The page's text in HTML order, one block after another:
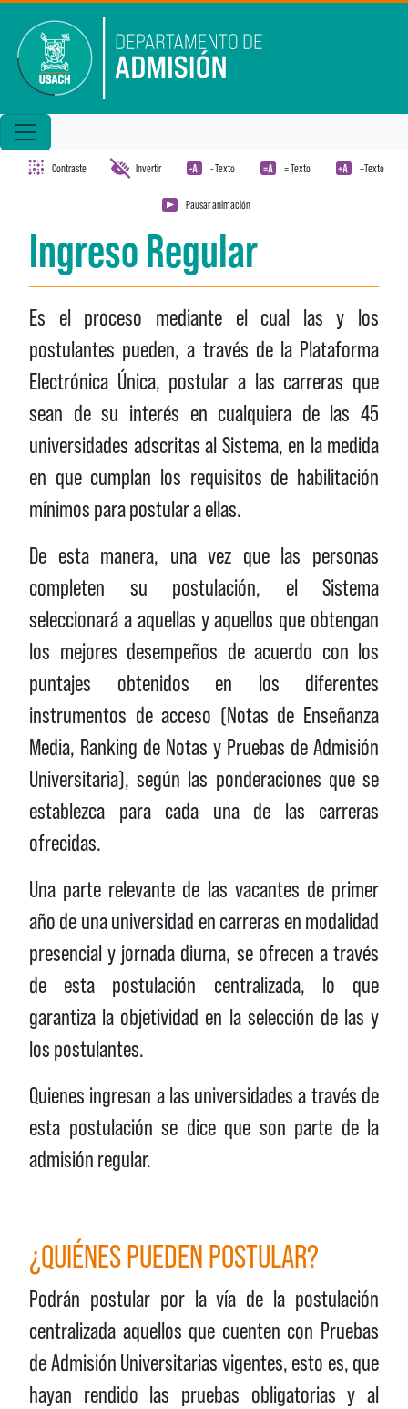
Contraste Invertir - Texto = Texto +Texto
Pausar animación
Ingreso Regular
Es el proceso mediante el cual las y los
postulantes pueden, a través de la Plataforma
Electrónica Única, postular a las carreras que
sean de su interés en cualquiera de las 45
universidades adscritas al Sistema, en la medida
en que cumplan los requisitos de habilitación
mínimos para postular a ellas.
De esta manera, una vez que las personas
completen su postulación, el Sistema
seleccionará a aquellas y aquellos que obtengan
los mejores desempeños de acuerdo con los
puntajes obtenidos en los diferentes
instrumentos de acceso (Notas de Enseñanza
Media, Ranking de Notas y Pruebas de Admisión
Universitaria), según las ponderaciones que se
establezca para cada una de las carreras
ofrecidas.
Una parte relevante de las vacantes de primer
año de una universidad en carreras en modalidad
presencial y jornada diurna, se ofrecen a través
de esta postulación centralizada, lo que
garantiza la objetividad en la selección de las y
los postulantes.
Quienes ingresan a las universidades a través de
esta postulación se dice que son parte de la
admisión regular.
¿QUIÉNES PUEDEN POSTULAR?
Podrán postular por la vía de la postulación
centralizada aquellos que cuenten con Pruebas
de Admisión Universitarias vigentes, esto es, que
hayan rendido las pruebas obligatorias y al